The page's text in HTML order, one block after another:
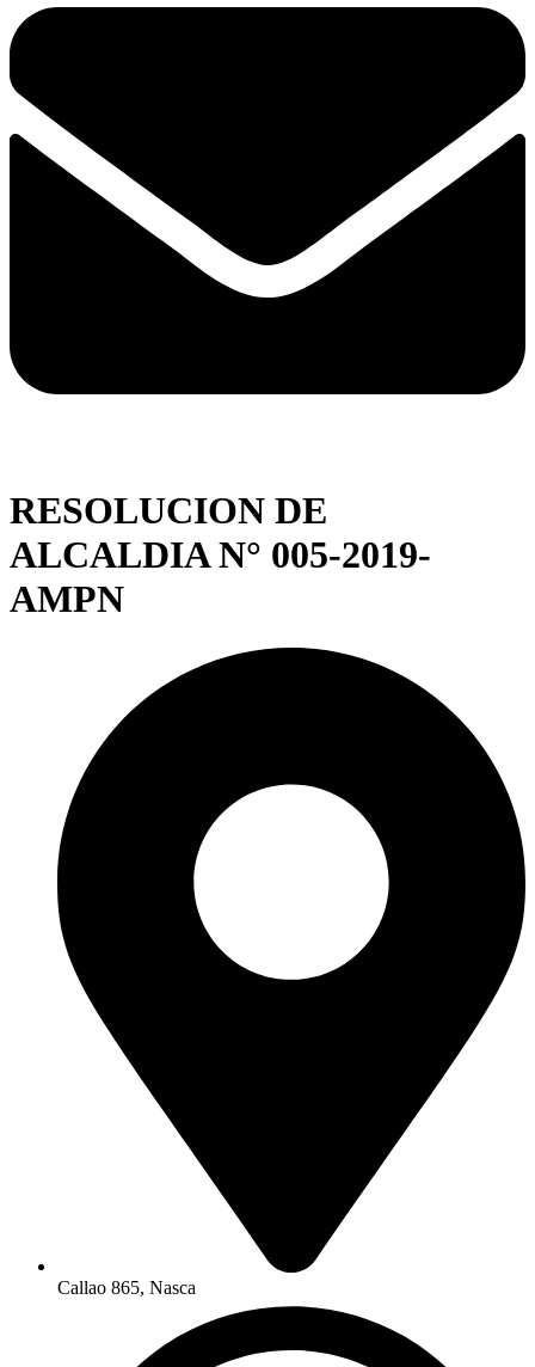
RESOLUCION DE
ALCALDIA N° 005-2019-
AMPN
Callao 865, Nasca